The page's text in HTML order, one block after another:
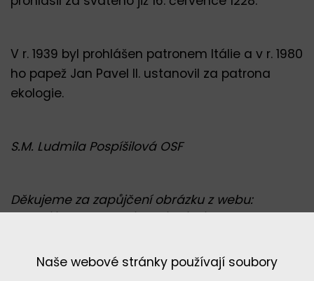
V r. 1939 byl prohlášen patronem Itálie a v r. 1980
ho papež Jan Pavel II. ustanovil za patrona
ekologie.
S.M. Ludmila Pospíšilová OSF
Děkujeme za zapůjčení obrázku z webu:
Naše webové stránky používají soubory